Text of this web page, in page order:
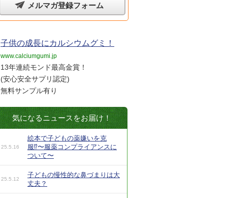
メルマガ登録フォーム
子供の成長にカルシウムグミ！
www.calciumgumi.jp
13年連続モンド最高金賞！
(安心安全サプリ認定)
無料サンプル有り
気になるニュースをお届け！
25.5.16
絵本で子どもの薬嫌いを克
服⁉︎〜服薬コンプライアンスに
ついて〜
25.5.12
子どもの慢性的な鼻づまりは大
丈夫？